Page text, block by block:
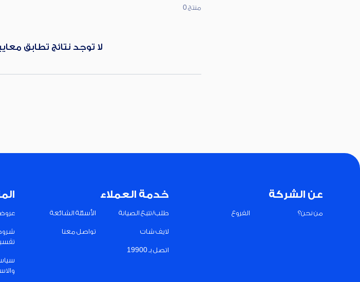
منتج 0
لا توجد نتائج تطابق
عن الشركة
من نحن؟ الفروع
خدمة العملاء
طلب/تتبع الصيانة الأسئلة الشائعة
لايف شات تواصل معنا
اتصل بـ 19900